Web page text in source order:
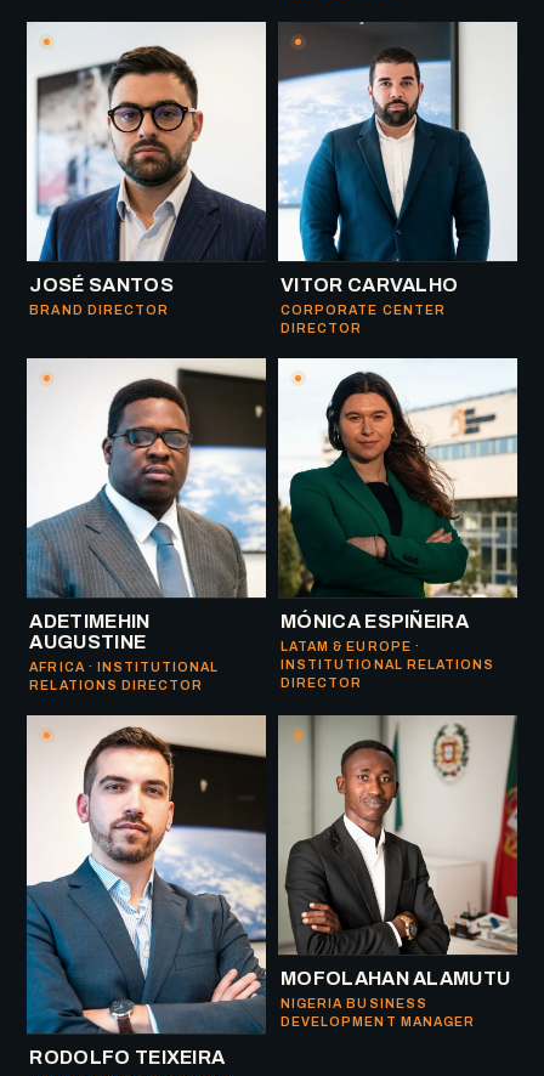
JOSÉ SANTOS
BRAND DIRECTOR
VITOR CARVALHO
CORPORATE CENTER
DIRECTOR
ADETIMEHIN
AUGUSTINE
AFRICA · INSTITUTIONAL
RELATIONS DIRECTOR
MÓNICA ESPIÑEIRA
LATAM & EUROPE ·
INSTITUTIONAL RELATIONS
DIRECTOR
RODOLFO TEIXEIRA
MOFOLAHAN ALAMUTU
NIGERIA BUSINESS
DEVELOPMENT MANAGER